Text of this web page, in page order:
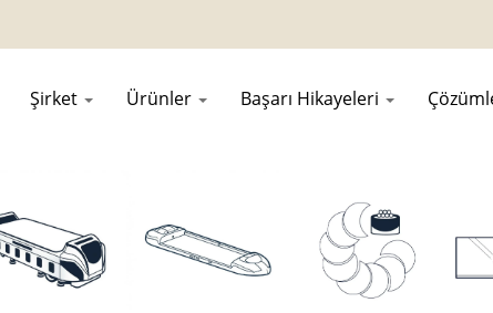
Şirket Ürünler Başarı Hikayeleri